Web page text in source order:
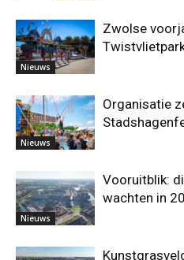
Nieuws
Zwolse
Nieuws
Organisatie
Nieuws
Vooruitblik:
wachten in